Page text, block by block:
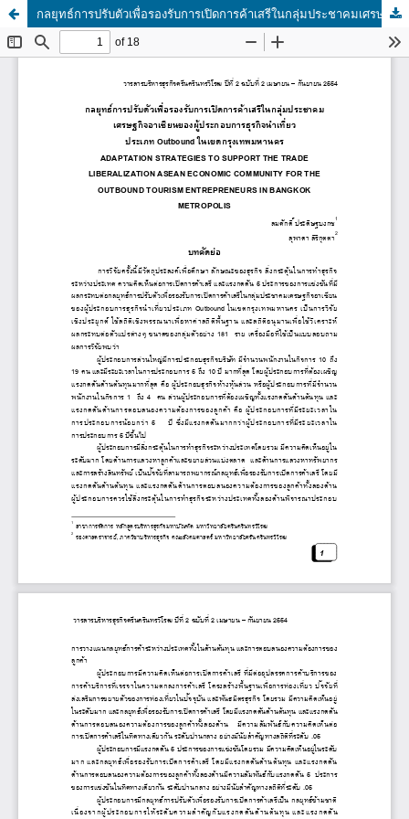
กลยุทธ์การปรับตัวเพื่อรองรับการเปิดการค้าเสรีในกลุ่มประชาคมเศรษฐกิจอาเซียนของผู้ประกอบการธุรกิจนำเที่ยวประเภท Outbound ในเขตกรุงเทพมหานคร